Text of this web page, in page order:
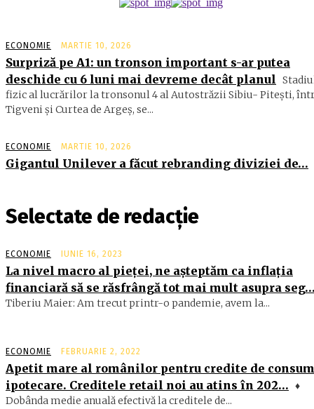
ECONOMIE MARTIE 10, 2026
Surpriză pe A1: un tronson important s-ar putea
deschide cu 6 luni mai devreme decât planul
fizic al lucrărilor la tronsonul 4 al Autostrăzii Sibiu- Piteşti,
Tigveni şi Curtea de Argeş, se...
ECONOMIE MARTIE 10, 2026
Gigantul Unilever a făcut rebranding diviziei de…
Selectate de redacție
ECONOMIE IUNIE 16, 2023
La nivel macro al pieţei, ne aşteptăm ca inflaţia
financiară să se răsfrângă tot mai mult asupra
Tiberiu Maier: Am trecut printr-o pandemie, avem la...
ECONOMIE FEBRUARIE 2, 2022
Apetit mare al românilor pentru credite de
ipotecare. Creditele retail noi au atins în 202… ♦
Dobânda medie anuală efectivă la creditele de...